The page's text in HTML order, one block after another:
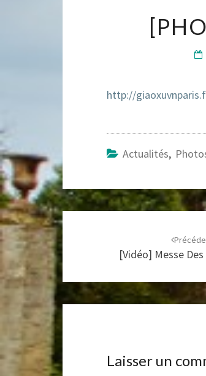
http://
Actualités,
Navigation
d'article
[Vidéo] Messe
Laisser un